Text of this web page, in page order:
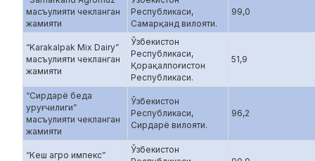
масъулияти чекланган
жамияти
Республикаси,
Самарқанд вилояти.
99,0
“Karakalpak Mix Dairy”
масъулияти чекланган
жамияти
Ўзбекистон
Республикаси,
Қорақалпоғистон
Республикаси.
51,9
“Сирдарё беда
уруғчилиги”
масъулияти чекланган
жамияти
Ўзбекистон
Республикаси,
Сирдарё вилояти.
96,2
“Кеш агро импекс”
Ўзбекистон